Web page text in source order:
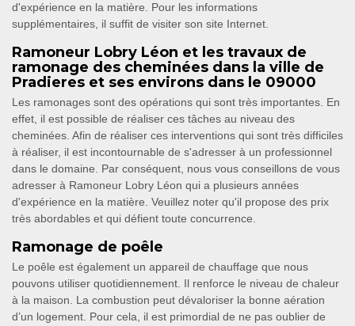
d'expérience en la matière. Pour les informations
supplémentaires, il suffit de visiter son site Internet.
Ramoneur Lobry Léon et les travaux de
ramonage des cheminées dans la ville de
Pradieres et ses environs dans le 09000
Les ramonages sont des opérations qui sont très importantes. En
effet, il est possible de réaliser ces tâches au niveau des
cheminées. Afin de réaliser ces interventions qui sont très difficiles
à réaliser, il est incontournable de s'adresser à un professionnel
dans le domaine. Par conséquent, nous vous conseillons de vous
adresser à Ramoneur Lobry Léon qui a plusieurs années
d'expérience en la matière. Veuillez noter qu'il propose des prix
très abordables et qui défient toute concurrence.
Ramonage de poêle
Le poêle est également un appareil de chauffage que nous
pouvons utiliser quotidiennement. Il renforce le niveau de chaleur
à la maison. La combustion peut dévaloriser la bonne aération
d’un logement. Pour cela, il est primordial de ne pas oublier de